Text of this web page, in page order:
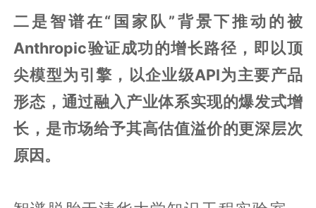
二是智谱在“国家队”背景下推动的被
Anthropic验证成功的增长路径，即以顶
尖模型为引擎，以企业级API为主要产品
形态，通过融入产业体系实现的爆发式增
长，是市场给予其高估值溢价的更深层次
原因。